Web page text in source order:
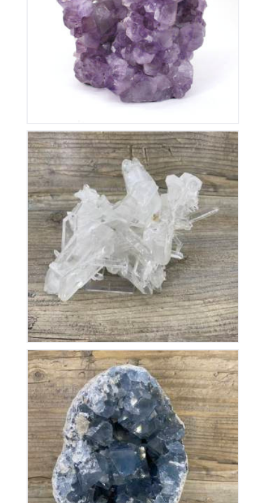
Améthyste du Brésil
135€
Cristal de Roche
280€
Géode de Célestine
200€